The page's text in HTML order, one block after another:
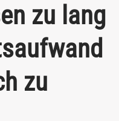
zu lang
zu